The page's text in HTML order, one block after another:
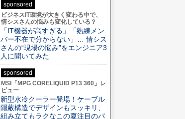
sponsored
ビジネスIT環境が大きく変わる中で、
情シスさんの悩みも変化している？
「IT機器が高すぎる」「熟練メン
バー不在で分からない」… 情シス
さんの“現場の悩み”をエンジニア3
人に聞いてみた
sponsored
MSI「MPG CORELIQUID P13 360」レ
ビュー
新型水冷クーラー登場！ケーブル
隠蔽構造でデザインもスッキリ、
組み立てもラクなこの夏注目のパ